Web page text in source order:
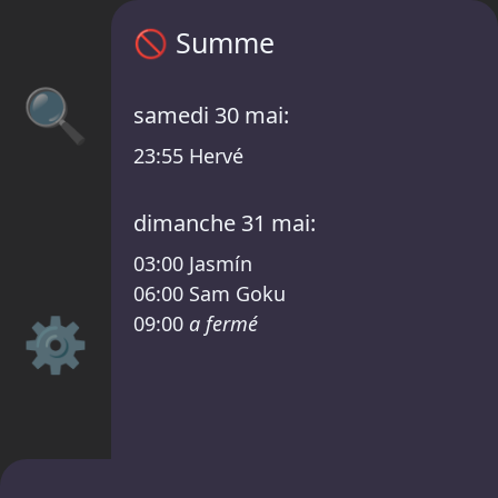
🔍
⚙️
Programme Summe – XTRUDE x ANTEA /
🚫 Summe
samedi 30 mai:
23:55 Hervé
dimanche 31 mai:
03:00 Jasmín
06:00 Sam Goku
09:00 a fermé